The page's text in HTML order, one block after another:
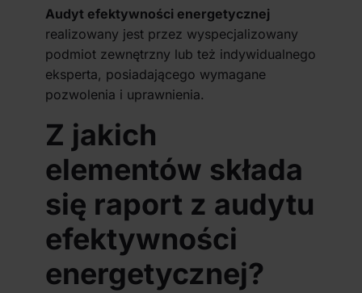
Audyt efektywności energetycznej
realizowany jest przez wyspecjalizowany
podmiot zewnętrzny lub też indywidualnego
eksperta, posiadającego wymagane
pozwolenia i uprawnienia.
Z jakich
elementów składa
się raport z audytu
efektywności
energetycznej?